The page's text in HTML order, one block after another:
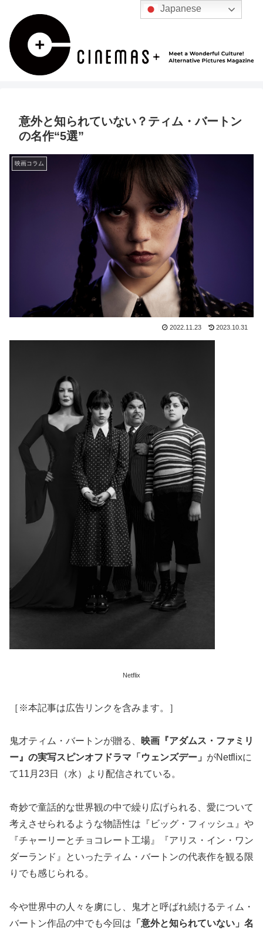
意外と知られていない？ティム・バートン
の名作“5選”
映画コラム
2022.11.23 2023.10.31
Netflix
［※本記事は広告リンクを含みます。］
鬼才ティム・バートンが贈る、
映画『アダムス・ファミリ
ー』の実写スピンオフドラマ「ウェンズデー」 がNetflixに
て11月23日（水）より配信されている。
奇妙で童話的な世界観の中で繰り広げられる、愛について
考えさせられるような物語性は『ビッグ・フィッシュ』や
『チャーリーとチョコレート工場』『アリス・イン・ワン
ダーランド』といったティム・バートンの代表作を観る限
りでも感じられる。
今や世界中の人々を虜にし、鬼才と呼ばれ続けるティム・
バートン作品の中でも今回は 「意外と知られていない」名
Japanese